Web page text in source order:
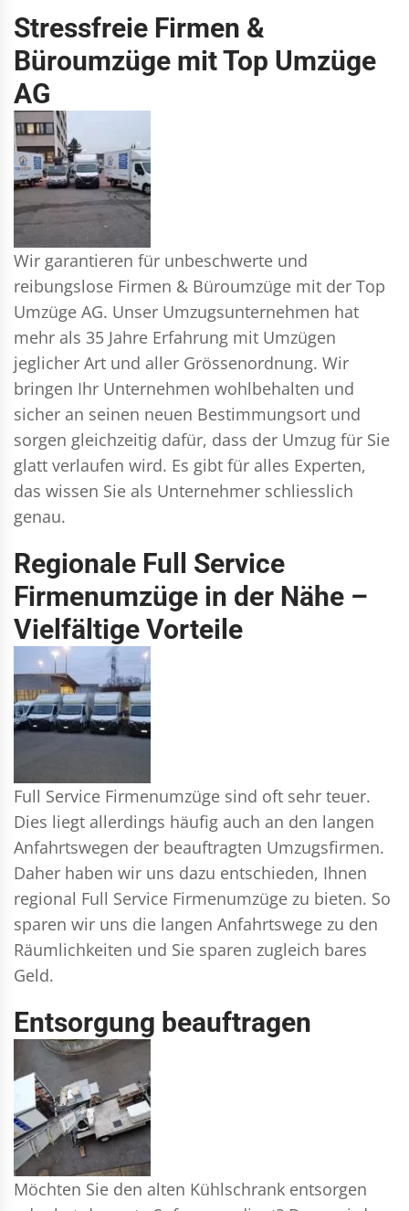
Stressfreie Firmen &
Büroumzüge mit Top Umzüge
AG
Wir garantieren für unbeschwerte und
reibungslose Firmen & Büroumzüge mit der Top
Umzüge AG. Unser Umzugsunternehmen hat
mehr als 35 Jahre Erfahrung mit Umzügen
jeglicher Art und aller Grössenordnung. Wir
bringen Ihr Unternehmen wohlbehalten und
sicher an seinen neuen Bestimmungsort und
sorgen gleichzeitig dafür, dass der Umzug für Sie
glatt verlaufen wird. Es gibt für alles Experten,
das wissen Sie als Unternehmer schliesslich
genau.
Regionale Full Service
Firmenumzüge in der Nähe –
Vielfältige Vorteile
Full Service Firmenumzüge sind oft sehr teuer.
Dies liegt allerdings häufig auch an den langen
Anfahrtswegen der beauftragten Umzugsfirmen.
Daher haben wir uns dazu entschieden, Ihnen
regional Full Service Firmenumzüge zu bieten. So
sparen wir uns die langen Anfahrtswege zu den
Räumlichkeiten und Sie sparen zugleich bares
Geld.
Entsorgung beauftragen
Möchten Sie den alten Kühlschrank entsorgen